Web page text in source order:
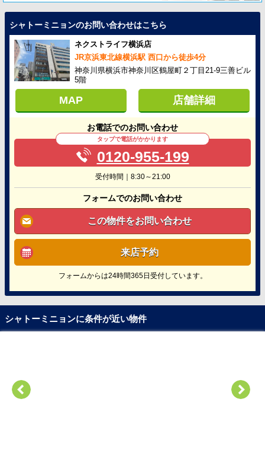
シャトーミニョンのお問い合わせはこちら
ネクストライフ横浜店
JR京浜東北線横浜駅 西口から徒歩4分
神奈川県横浜市神奈川区鶴屋町２丁目21-9三善ビル
5階
MAP 店舗詳細
お電話でのお問い合わせ
タップで電話がかかります
0120-955-199
受付時間｜8:30～21:00
フォームでのお問い合わせ
この物件をお問い合わせ
来店予約
フォームからは24時間365日受付しています。
シャトーミニョンに条件が近い物件